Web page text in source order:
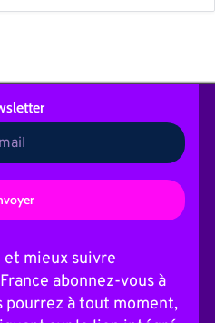
mieux suivre
abonnez-vous à
pourrez à tout moment,